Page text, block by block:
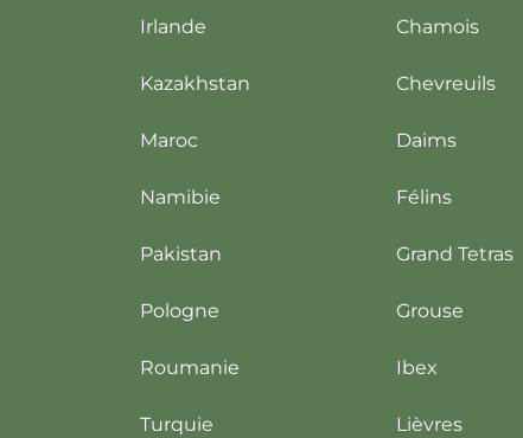
Irlande
Kazakhstan
Maroc
Namibie
Pakistan
Pologne
Roumanie
Turquie
Chamois
Chevreuils
Daims
Félins
Grand Tetras
Grouse
Ibex
Lièvres